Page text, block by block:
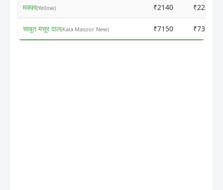
मक्का(Yellow) ₹2140 ₹2230
साबुत मसूर दाल(Kala Masoor New) ₹7150 ₹7310